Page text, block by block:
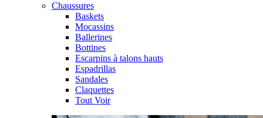
Chaussures
Baskets
Mocassins
Ballerines
Bottines
Escarpins à talons hauts
Espadrillas
Sandales
Claquettes
Tout Voir